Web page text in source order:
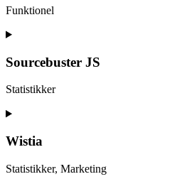
Funktionel
Consent
service
Sourcebuster JS
Statistikker
Consent
service
js
Wistia
Statistikker, Marketing